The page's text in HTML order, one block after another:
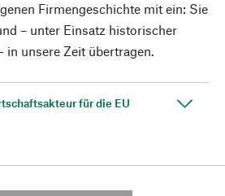
Firmengeschichte mit ein: Sie
– unter Einsatz historischer
in unsere Zeit übertragen.
für die EU